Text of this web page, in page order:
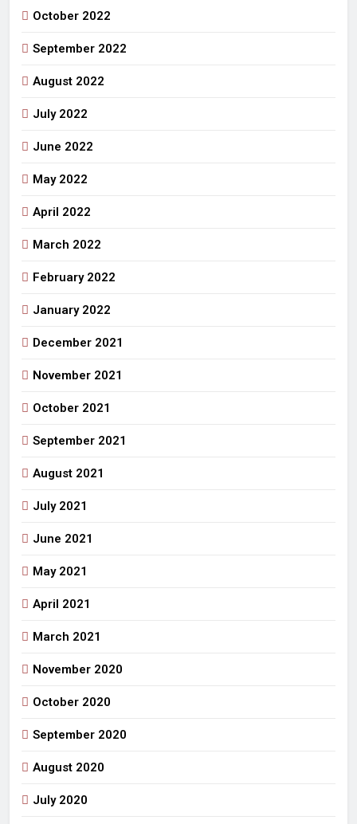
October 2022
September 2022
August 2022
July 2022
June 2022
May 2022
April 2022
March 2022
February 2022
January 2022
December 2021
November 2021
October 2021
September 2021
August 2021
July 2021
June 2021
May 2021
April 2021
March 2021
November 2020
October 2020
September 2020
August 2020
July 2020